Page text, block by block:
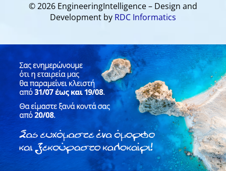
© 2026 EngineeringIntelligence – Design and
Development by RDC Informatics